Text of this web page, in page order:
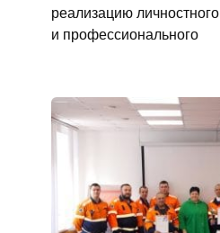
реализацию личностного
и профессионального